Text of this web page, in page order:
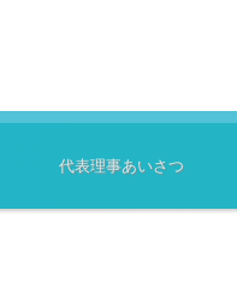
代表理事あいさつ